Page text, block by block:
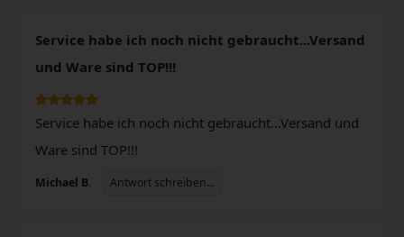
Service habe ich noch nicht gebraucht...Versand
und Ware sind TOP!!!
Service habe ich noch nicht gebraucht...Versand und
Ware sind TOP!!!
Michael B. Antwort schreiben...